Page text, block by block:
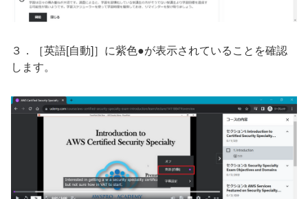
３．［英語[自動]］に紫色●が表示されていることを確認
します。